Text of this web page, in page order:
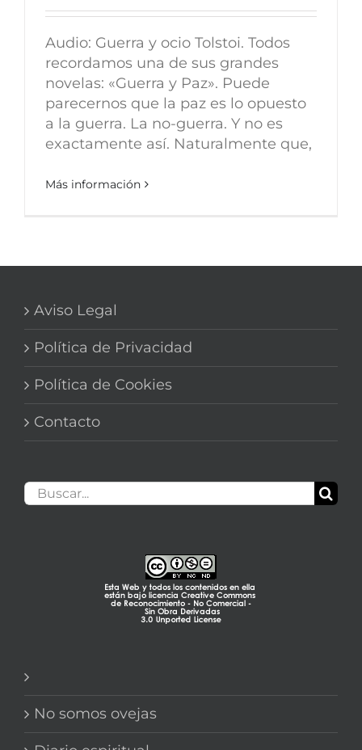
Audio: Guerra y ocio Tolstoi. Todos
recordamos una de sus grandes
novelas: «Guerra y Paz». Puede
parecernos que la paz es lo opuesto
a la guerra. La no-guerra. Y no es
exactamente así. Naturalmente que,
Más información
Aviso Legal
Política de Privacidad
Política de Cookies
Contacto
Buscar:
No somos ovejas